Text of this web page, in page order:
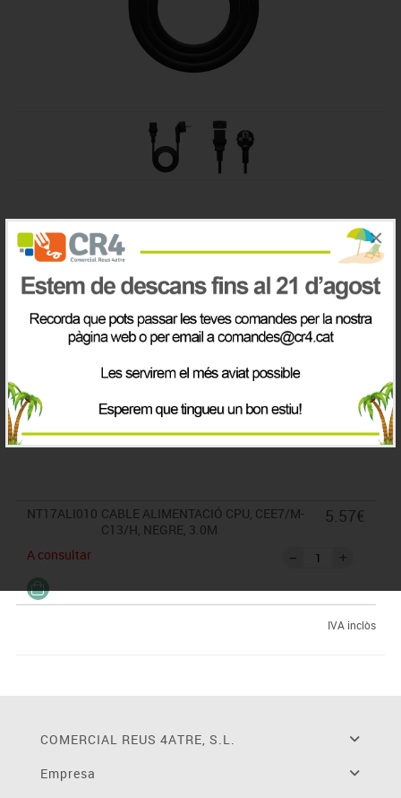
×
Cable alimentació CPU, CEE7/M-
C13/H, negre, 3.0 m
Cable alimentació per a CPU. Fabricat amb conductor 100% coure
d'AWG18 per a dispositiu amb consum inferior a 1500W.
Connector CEE7 mascle en un extrem i C13 femella a l'altre.
Longitud: 3.0 metres. Color: Negre.
Normatives: RoHSTest de funcionament: 100% testat
NT17ALI010 CABLE ALIMENTACIÓ CPU, CEE7/M-
C13/H, NEGRE, 3.0M
A consultar
5.57€
IVA inclòs
COMERCIAL REUS 4ATRE, S.L.
Empresa